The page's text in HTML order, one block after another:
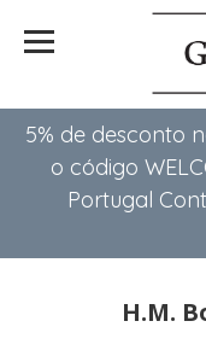
5% de desconto
o código
Portugal
H.M.